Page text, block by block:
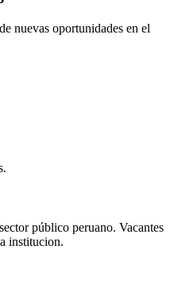
nuevas oportunidades en el
público peruano. Vacantes
institucion.